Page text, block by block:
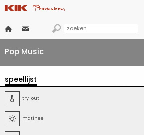
  
Pop Music
speellijst
 try-out
 matinee